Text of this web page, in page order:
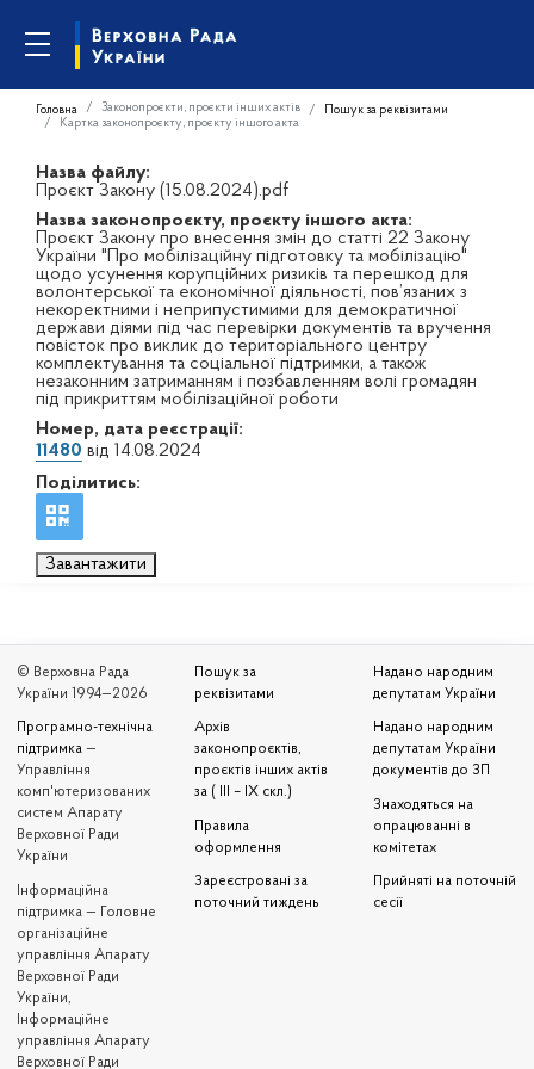
Головна Законопроєкти, проєкти інших актів
Пошук за реквізитами
Картка законопроєкту, проєкту іншого акта
Назва файлу:
Проєкт Закону (15.08.2024).pdf
Назва законопроєкту, проєкту іншого акта:
Проєкт Закону про внесення змін до статті 22 Закону
України "Про мобілізаційну підготовку та мобілізацію"
щодо усунення корупційних ризиків та перешкод для
волонтерської та економічної діяльності, пов’язаних з
некоректними і неприпустимими для демократичної
держави діями під час перевірки документів та вручення
повісток про виклик до територіального центру
комплектування та соціальної підтримки, а також
незаконним затриманням і позбавленням волі громадян
під прикриттям мобілізаційної роботи
Номер, дата реєстрації:
11480 від 14.08.2024
Поділитись:
Завантажити
© Верховна Рада
України 1994—2026
Програмно-технічна
підтримка —
Управління
комп'ютеризованих
систем Апарату
Верховної Ради
України
Iнформаційна
підтримка — Головне
організаційне
управління Апарату
Верховної Ради
України,
Інформаційне
управління Апарату
Верховної Ради
Пошук за
реквізитами
Архів
законопроєктів,
проєктів інших актів
за ( III – IX скл.)
Правила
оформлення
Зареєстровані за
поточний тиждень
Надано народним
депутатам України
Надано народним
депутатам України
документів до ЗП
Знаходяться на
опрацюванні в
комітетах
Прийняті на поточній
сесії